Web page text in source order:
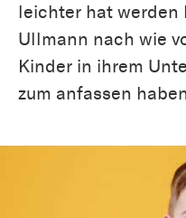
leichter hat werden
Ullmann nach wie
Kinder in ihrem
zum anfassen